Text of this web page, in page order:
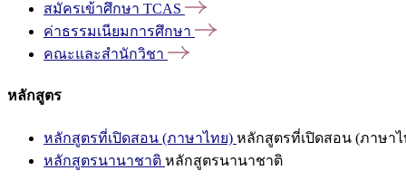
สมัครเข้าศึกษา TCAS
ค่าธรรมเนียมการศึกษา
คณะและสำนักวิชา
หลักสูตร
หลักสูตรที่เปิดสอน (ภาษาไทย) หลักสูตรที่เปิดสอน (ภาษาไ
หลักสูตรนานาชาติ หลักสูตรนานาชาติ